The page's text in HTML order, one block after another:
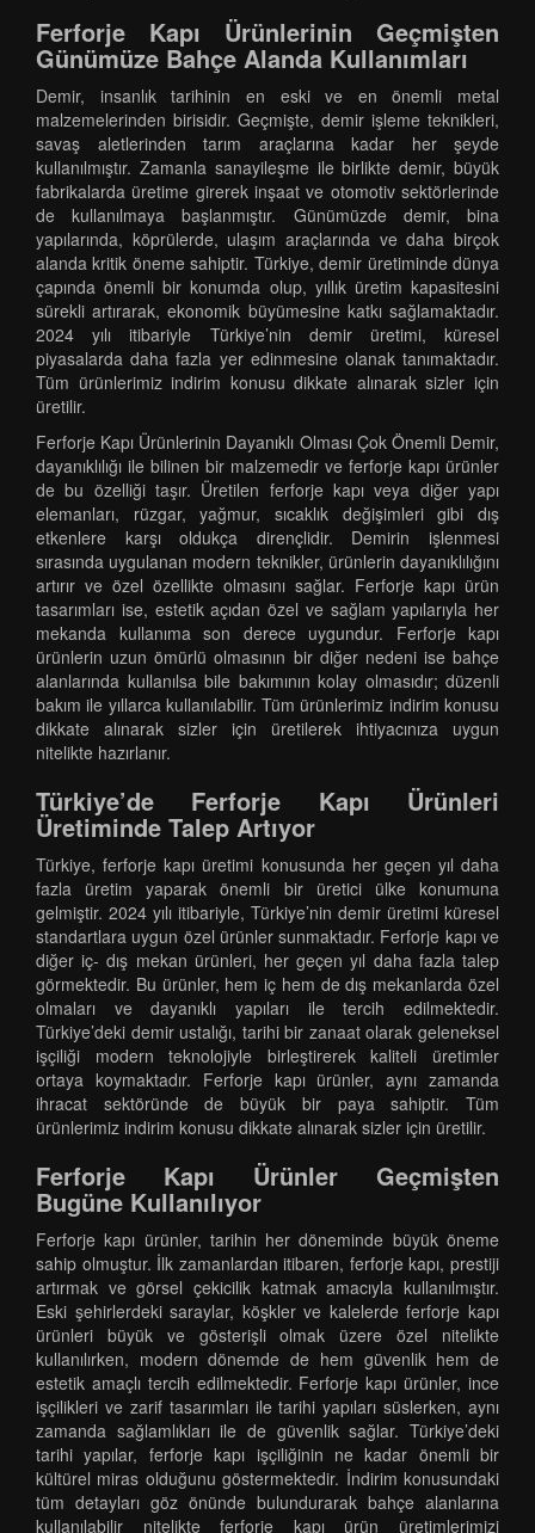
Ferforje Kapı Ürünlerinin Geçmişten
Günümüze Bahçe Alanda Kullanımları
Demir, insanlık tarihinin en eski ve en önemli metal
malzemelerinden birisidir. Geçmişte, demir işleme teknikleri,
savaş aletlerinden tarım araçlarına kadar her şeyde
kullanılmıştır. Zamanla sanayileşme ile birlikte demir, büyük
fabrikalarda üretime girerek inşaat ve otomotiv sektörlerinde
de kullanılmaya başlanmıştır. Günümüzde demir, bina
yapılarında, köprülerde, ulaşım araçlarında ve daha birçok
alanda kritik öneme sahiptir. Türkiye, demir üretiminde dünya
çapında önemli bir konumda olup, yıllık üretim kapasitesini
sürekli artırarak, ekonomik büyümesine katkı sağlamaktadır.
2024 yılı itibariyle Türkiye’nin demir üretimi, küresel
piyasalarda daha fazla yer edinmesine olanak tanımaktadır.
Tüm ürünlerimiz indirim konusu dikkate alınarak sizler için
üretilir.
Ferforje Kapı Ürünlerinin Dayanıklı Olması Çok Önemli Demir,
dayanıklılığı ile bilinen bir malzemedir ve ferforje kapı ürünler
de bu özelliği taşır. Üretilen ferforje kapı veya diğer yapı
elemanları, rüzgar, yağmur, sıcaklık değişimleri gibi dış
etkenlere karşı oldukça dirençlidir. Demirin işlenmesi
sırasında uygulanan modern teknikler, ürünlerin dayanıklılığını
artırır ve özel özellikte olmasını sağlar. Ferforje kapı ürün
tasarımları ise, estetik açıdan özel ve sağlam yapılarıyla her
mekanda kullanıma son derece uygundur. Ferforje kapı
ürünlerin uzun ömürlü olmasının bir diğer nedeni ise bahçe
alanlarında kullanılsa bile bakımının kolay olmasıdır; düzenli
bakım ile yıllarca kullanılabilir. Tüm ürünlerimiz indirim konusu
dikkate alınarak sizler için üretilerek ihtiyacınıza uygun
nitelikte hazırlanır.
Türkiye’de Ferforje Kapı Ürünleri
Üretiminde Talep Artıyor
Türkiye, ferforje kapı üretimi konusunda her geçen yıl daha
fazla üretim yaparak önemli bir üretici ülke konumuna
gelmiştir. 2024 yılı itibariyle, Türkiye’nin demir üretimi küresel
standartlara uygun özel ürünler sunmaktadır. Ferforje kapı ve
diğer iç- dış mekan ürünleri, her geçen yıl daha fazla talep
görmektedir. Bu ürünler, hem iç hem de dış mekanlarda özel
olmaları ve dayanıklı yapıları ile tercih edilmektedir.
Türkiye’deki demir ustalığı, tarihi bir zanaat olarak geleneksel
işçiliği modern teknolojiyle birleştirerek kaliteli üretimler
ortaya koymaktadır. Ferforje kapı ürünler, aynı zamanda
ihracat sektöründe de büyük bir paya sahiptir. Tüm
ürünlerimiz indirim konusu dikkate alınarak sizler için üretilir.
Ferforje Kapı Ürünler Geçmişten
Bugüne Kullanılıyor
Ferforje kapı ürünler, tarihin her döneminde büyük öneme
sahip olmuştur. İlk zamanlardan itibaren, ferforje kapı, prestiji
artırmak ve görsel çekicilik katmak amacıyla kullanılmıştır.
Eski şehirlerdeki saraylar, köşkler ve kalelerde ferforje kapı
ürünleri büyük ve gösterişli olmak üzere özel nitelikte
kullanılırken, modern dönemde de hem güvenlik hem de
estetik amaçlı tercih edilmektedir. Ferforje kapı ürünler, ince
işçilikleri ve zarif tasarımları ile tarihi yapıları süslerken, aynı
zamanda sağlamlıkları ile de güvenlik sağlar. Türkiye’deki
tarihi yapılar, ferforje kapı işçiliğinin ne kadar önemli bir
kültürel miras olduğunu göstermektedir. İndirim konusundaki
tüm detayları göz önünde bulundurarak bahçe alanlarına
kullanılabilir nitelikte ferforje kapı ürün üretimlerimizi